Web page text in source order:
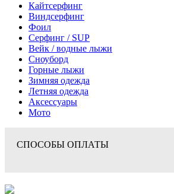
Кайтсерфинг
Виндсерфинг
Фоил
Серфинг / SUP
Вейк / водные лыжи
Сноуборд
Горные лыжи
Зимняя одежда
Летняя одежда
Аксессуары
Мото
СПОСОБЫ ОПЛАТЫ